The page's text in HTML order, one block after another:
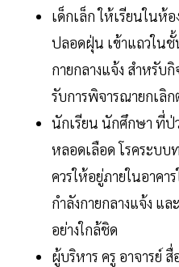
เด็กเล็ก ให้เรียนในห้
ปลอดฝุ่น เข้าแถวในชั้
กายกลางแจ้ง สำหรับ
รับการพิจารณายกเลิก
นักเรียน นักศึกษา ที่ป่
หลอดเลือด โรคระบบ
ควรให้อยู่ภายในอาค
กำลังกายกลางแจ้ง แ
อย่างใกล้ชิด
ผู้บริหาร ครู อาจารย์